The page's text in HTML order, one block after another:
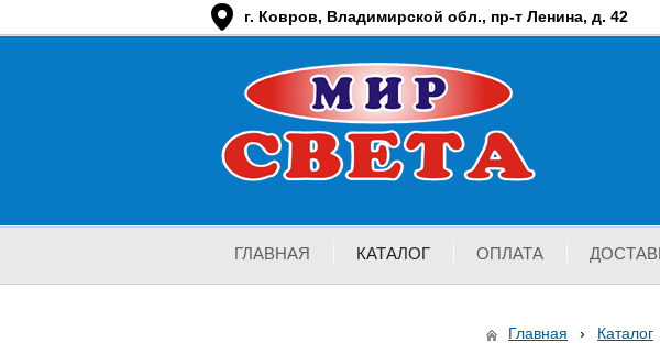
г. Ковров, Владимирской обл., пр-т Ленина, д. 42
ГЛАВНАЯ КАТАЛОГ ОПЛАТА
Главная › Каталог